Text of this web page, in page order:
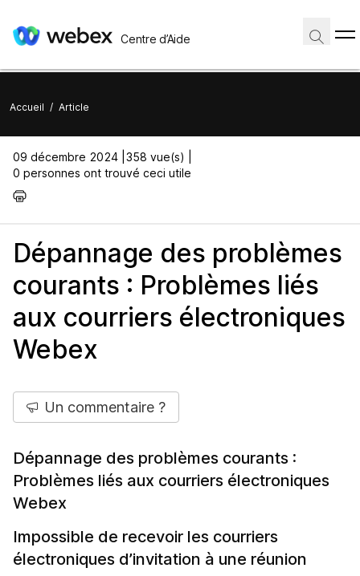
Centre d’Aide
Accueil / Article
09 décembre 2024 | 358 vue(s) |
0 personnes ont trouvé ceci utile
Dépannage des problèmes
courants : Problèmes liés
aux courriers électroniques
Webex
Un commentaire ?
Dépannage des problèmes courants :
Problèmes liés aux courriers électroniques
Webex
Impossible de recevoir les courriers
électroniques d’invitation à une réunion